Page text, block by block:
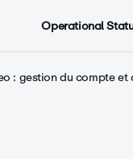
Operational
: gestion du compte